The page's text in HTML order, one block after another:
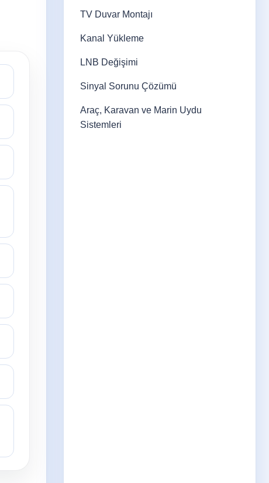
TV Duvar Montajı
Kanal Yükleme
LNB Değişimi
Sinyal Sorunu Çözümü
Araç, Karavan ve Marin Uydu
Sistemleri